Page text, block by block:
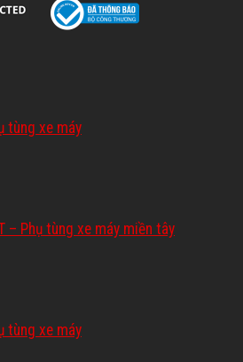
tùng xe máy
– Phụ tùng xe máy miền tây
tùng xe máy